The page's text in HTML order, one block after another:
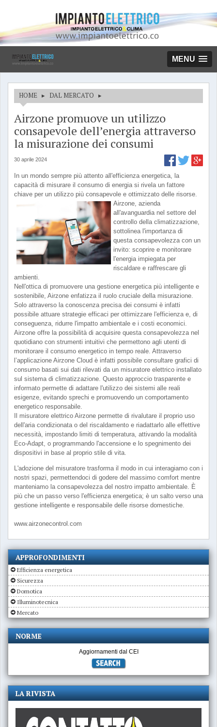
MENU
HOME ▸ DAL MERCATO ▸
Airzone promuove un utilizzo
consapevole dell’energia attraverso
la misurazione dei consumi
30 aprile 2024
In un mondo sempre più attento all'efficienza energetica, la
capacità di misurare il consumo di energia si rivela un fattore
chiave per un utilizzo più consapevole e ottimizzato delle risorse.
Airzone, azienda
all'avanguardia nel settore del
controllo della climatizzazione,
sottolinea l'importanza di
questa consapevolezza con un
invito: scoprire e monitorare
l'energia impiegata per
riscaldare e raffrescare gli
ambienti.
Nell'ottica di promuovere una gestione energetica più intelligente e
sostenibile, Airzone enfatizza il ruolo cruciale della misurazione.
Solo attraverso la conoscenza precisa dei consumi è infatti
possibile attuare strategie efficaci per ottimizzare l'efficienza e, di
conseguenza, ridurre l'impatto ambientale e i costi economici.
Airzone offre la possibilità di acquisire questa consapevolezza nel
quotidiano con strumenti intuitivi che permettono agli utenti di
monitorare il consumo energetico in tempo reale. Attraverso
l’applicazione Airzone Cloud è infatti possibile consultare grafici di
consumo basati sui dati rilevati da un misuratore elettrico installato
sul sistema di climatizzazione. Questo approccio trasparente e
informato permette di adattare l'utilizzo dei sistemi alle reali
esigenze, evitando sprechi e promuovendo un comportamento
energetico responsabile.
Il misuratore elettrico Airzone permette di rivalutare il proprio uso
dell'aria condizionata o del riscaldamento e riadattarlo alle effettive
necessità, impostando limiti di temperatura, attivando la modalità
Eco-Adapt, o programmando l'accensione e lo spegnimento dei
dispositivi in base al proprio stile di vita.
L'adozione del misuratore trasforma il modo in cui interagiamo con i
nostri spazi, permettendoci di godere del massimo comfort mentre
manteniamo la consapevolezza del nostro impatto ambientale. È
più che un passo verso l'efficienza energetica; è un salto verso una
gestione intelligente e responsabile delle risorse domestiche.
www.airzonecontrol.com
APPROFONDIMENTI
Efficienza energetica
Sicurezza
Domotica
Illuminotecnica
Mercato
NORME
Aggiornamenti dal CEI
LA RIVISTA